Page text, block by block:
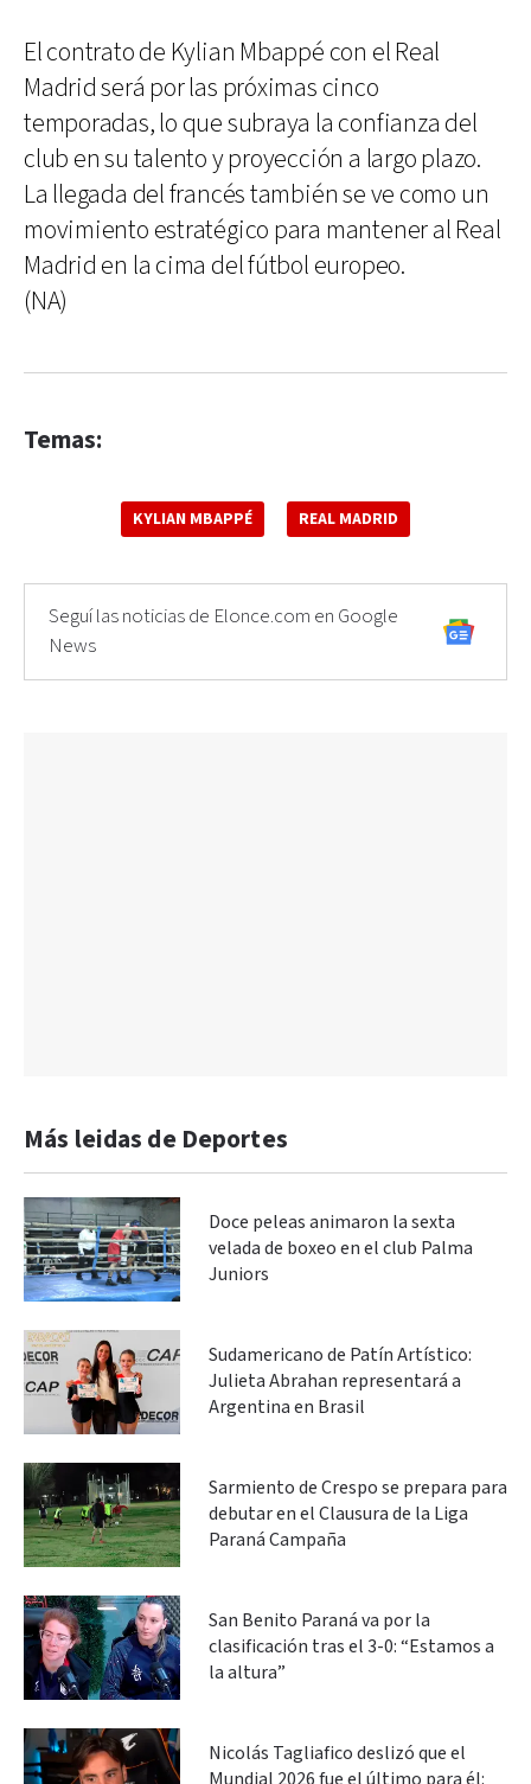
El contrato de Kylian Mbappé con el Real
Madrid será por las próximas cinco
temporadas, lo que subraya la confianza del
club en su talento y proyección a largo plazo.
La llegada del francés también se ve como un
movimiento estratégico para mantener al Real
Madrid en la cima del fútbol europeo.
(NA)
Temas:
KYLIAN MBAPPÉ REAL MADRID
Seguí las noticias de Elonce.com en Google
News
Más leidas de Deportes
Doce peleas animaron la sexta
velada de boxeo en el club Palma
Juniors
Sudamericano de Patín Artístico:
Julieta Abrahan representará a
Argentina en Brasil
Sarmiento de Crespo se prepara para
debutar en el Clausura de la Liga
Paraná Campaña
San Benito Paraná va por la
clasificación tras el 3-0: “Estamos a
la altura”
Nicolás Tagliafico deslizó que el